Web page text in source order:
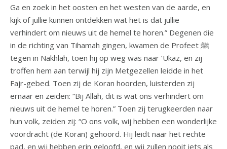
Ga en zoek in het oosten en het westen van de aarde, en
kijk of jullie kunnen ontdekken wat het is dat jullie
verhindert om nieuws uit de hemel te horen.” Degenen die
in de richting van Tihamah gingen, kwamen de Profeet ﷺ
tegen in Nakhlah, toen hij op weg was naar ‘Ukaz, en zij
troffen hem aan terwijl hij zijn Metgezellen leidde in het
Fajr-gebed. Toen zij de Koran hoorden, luisterden zij
ernaar en zeiden: “Bij Allah, dit is wat ons verhindert om
nieuws uit de hemel te horen.” Toen zij terugkeerden naar
hun volk, zeiden zij: “O ons volk, wij hebben een wonderlijke
voordracht (de Koran) gehoord. Hij leidt naar het rechte
pad, en wij hebben erin geloofd, en wij zullen nooit iets als